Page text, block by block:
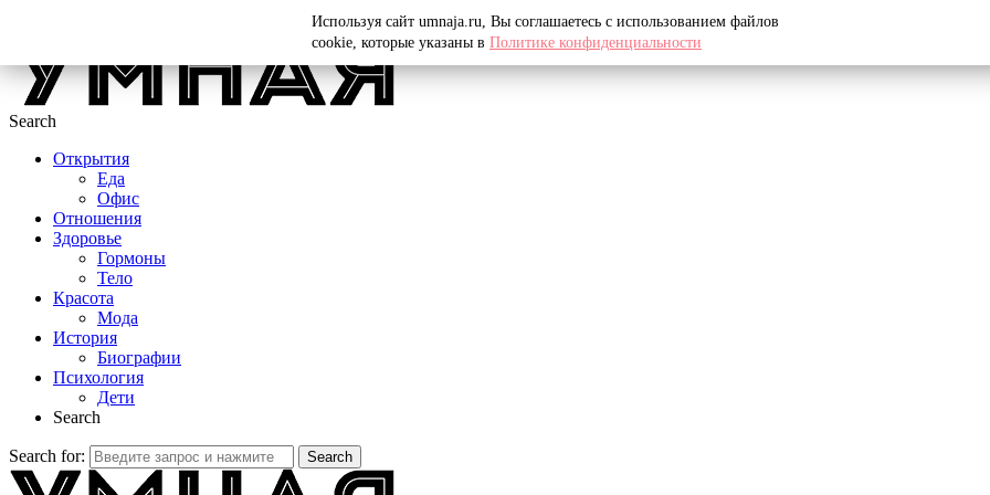
Search
Открытия
Еда
Офис
Отношения
Здоровье
Гормоны
Тело
Красота
Мода
История
Биографии
Психология
Дети
Search
Search for: Search
Используя сайт umnaja.ru, Вы соглашаетесь с использованием файлов
cookie, которые указаны в Политике конфиденциальности